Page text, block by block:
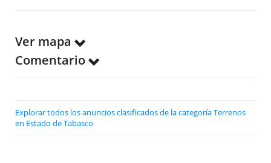
Ver mapa
Comentario
Explorar todos los anuncios clasificados de la categoría Terrenos
en Estado de Tabasco